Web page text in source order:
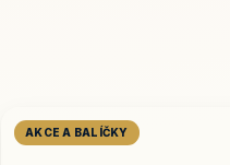
AKCE A BALÍČKY